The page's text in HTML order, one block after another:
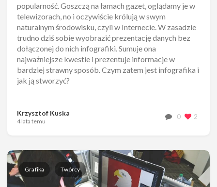
popularność. Goszczą na łamach gazet, oglądamy je w
telewizorach, no i oczywiście królują w swym
naturalnym środowisku, czyli w Internecie. W zasadzie
trudno dziś sobie wyobrazić prezentację danych bez
dołączonej do nich infografiki. Sumuje ona
najważniejsze kwestie i prezentuje informacje w
bardziej strawny sposób. Czym zatem jest infografika i
jak ją stworzyć?
Krzysztof Kuska
4 lata temu
0 2
Grafika Twórcy